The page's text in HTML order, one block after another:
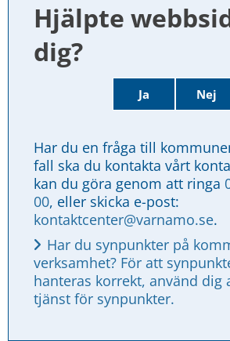
Hjälpte
dig?
Ja Nej
Har du en fråga till
fall ska du kontakta vårt
kan du göra genom att ringa
00
kontaktcenter@varnamo.se.
Har du synpunkter på
verksamhet? För att
hanteras korrekt, använd dig
tjänst för synpunkter.